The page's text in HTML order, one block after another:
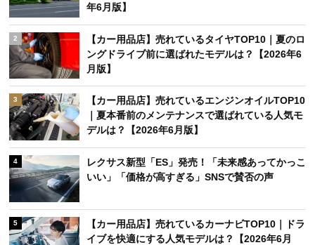
年6月版】
2
【カー用品店】売れているタイヤTOP10｜夏のロ
ングドライブ前に選ばれたモデルは？【2026年6
月版】
3
【カー用品店】売れているエンジンオイルTOP10
｜夏本番前のメンテナンスで選ばれている人気モ
デルは？【2026年6月版】
4
レクサス新型「ES」発売！「未来感あってかっこ
いい」「価格が高すぎる」SNSで賛否の声
5
【カー用品店】売れているカーナビTOP10｜ドラ
イブを快適にする人気モデルは？【2026年6月